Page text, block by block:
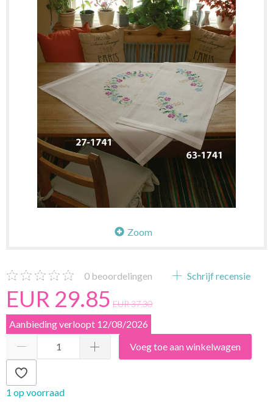
Zoom
0 beoordelingen Schrijf recensie
EUR 29.85 EUR 37.30
Aanbieding verloopt 12/08/2026
Voeg toe aan winkelwagen
1 op voorraad